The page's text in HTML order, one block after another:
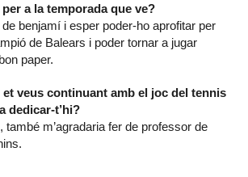
a la temporada que ve?
benjamí i esper poder-ho aprofitar per
de Balears i poder tornar a jugar
paper.
veus continuant amb el joc del tennis
dedicar-t’hi?
també m’agradaria fer de professor de